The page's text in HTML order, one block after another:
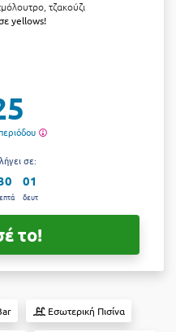
τζακούζι
yellows!
σε:
00
δευτ
το!
Εσωτερική Πισίνα